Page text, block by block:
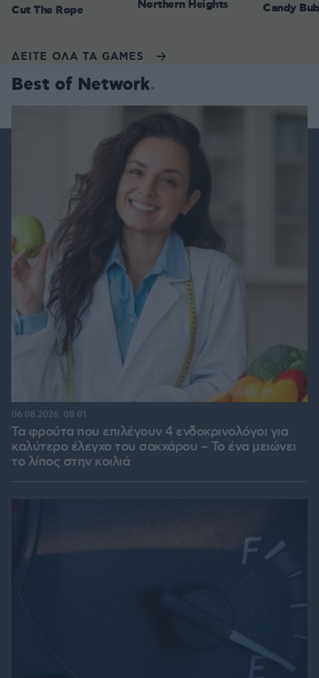
Cut The Rope Northern Heights Candy
ΔΕΙΤΕ ΟΛΑ ΤΑ GAMES
Best of Network
Τα φρούτα που επιλέγουν 4 ενδοκρινολόγοι για
καλύτερο έλεγχο του σακχάρου – Το ένα μειώνει
το λίπος στην κοιλιά
06.08.2026, 08:01